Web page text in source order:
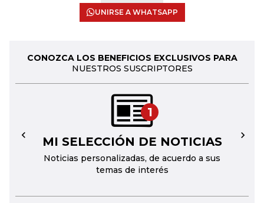
UNIRSE A WHATSAPP
CONOZCA LOS BENEFICIOS EXCLUSIVOS PARA
NUESTROS SUSCRIPTORES
1
MI SELECCIÓN DE NOTICIAS
Noticias personalizadas, de acuerdo a sus
temas de interés
← →